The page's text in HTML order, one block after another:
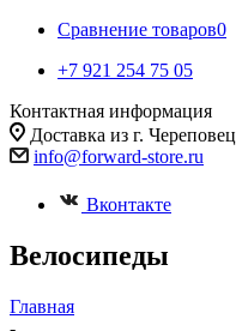
Сравнение товаров0
+7 921 254 75 05
Контактная информация
Доставка из г. Череповец
info@forward-store.ru
Вконтакте
Велосипеды
Главная